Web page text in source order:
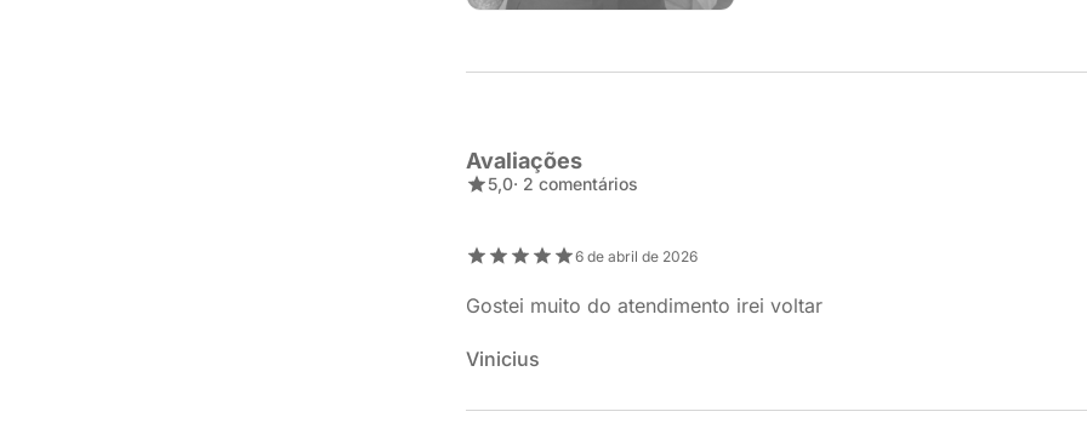
Avaliações
5,0· 2 comentários
6 de abril de 2026
Gostei muito do atendimento irei voltar
Vinicius